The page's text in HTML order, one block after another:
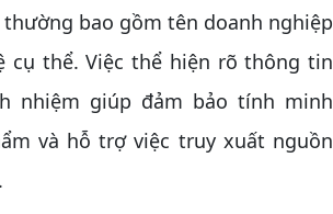
bao gồm tên doanh nghiệp
cụ thể. Việc thể hiện rõ thông tin
nhiệm giúp đảm bảo tính minh
và hỗ trợ việc truy xuất nguồn